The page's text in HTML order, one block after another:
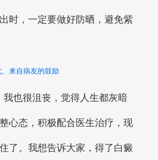
时，一定要做好防晒，避免紫
、来自病友的鼓励
我也很沮丧，觉得人生都灰暗
心态，积极配合医生治疗，现
了。我想告诉大家，得了白癜